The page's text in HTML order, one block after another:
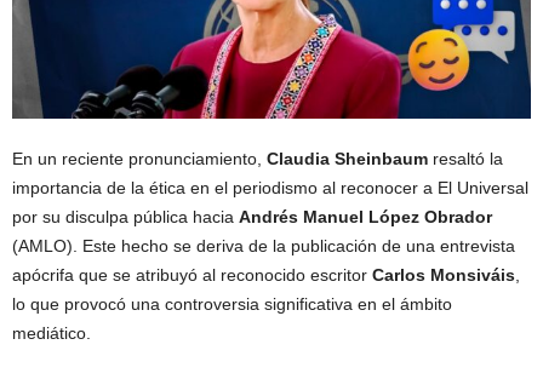
En un reciente pronunciamiento, Claudia Sheinbaum resaltó la
importancia de la ética en el periodismo al reconocer a El Universal
por su disculpa pública hacia Andrés Manuel López Obrador
(AMLO). Este hecho se deriva de la publicación de una entrevista
apócrifa que se atribuyó al reconocido escritor Carlos Monsiváis
lo que provocó una controversia significativa en el ámbito
mediático.